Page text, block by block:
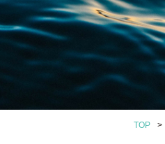
TOP >